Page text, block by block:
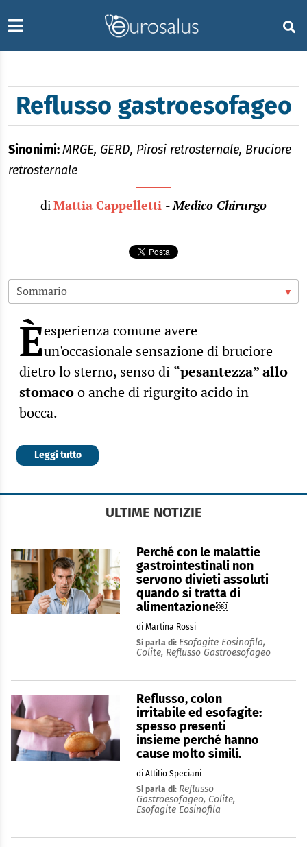
Reflusso gastroesofageo
Sinonimi:MRGE, GERD, Pirosi retrosternale, Bruciore
retrosternale
diMattia Cappelletti - Medico Chirurgo
Èesperienza comune avere
un'occasionale sensazione di bruciore
dietro lo sterno, senso di “pesantezza” allo
stomacoo anche di rigurgito acido in
bocca.
Leggi tutto
ULTIME NOTIZIE
Perché con le malattie
gastrointestinali non
servono divieti assoluti
quando si tratta di
alimentazione￼
di Martina Rossi
Si parla di: Esofagite Eosinofila,
Colite, Reflusso Gastroesofageo
Reflusso, colon
irritabile ed esofagite:
spesso presenti
insieme perché hanno
cause molto simili.
di Attilio Speciani
Si parla di: Reflusso
Gastroesofageo, Colite,
Esofagite Eosinofila